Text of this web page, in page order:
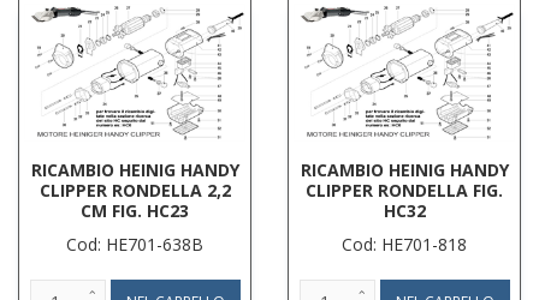
RICAMBIO HEINIG HANDY
CLIPPER RONDELLA 2,2
CM FIG. HC23
Cod: HE701-638B
RICAMBIO HEINIG HANDY
CLIPPER RONDELLA FIG.
HC32
Cod: HE701-818